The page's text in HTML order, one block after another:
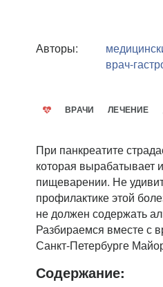
Авторы:
врач-
ВРАЧИ ЛЕЧЕНИЕ
При панкреатите
которая вырабатывает
пищеварении. Не
профилактике этой
не должен содержать
Разбираемся вместе с
Санкт-Петербурге
Содержание: